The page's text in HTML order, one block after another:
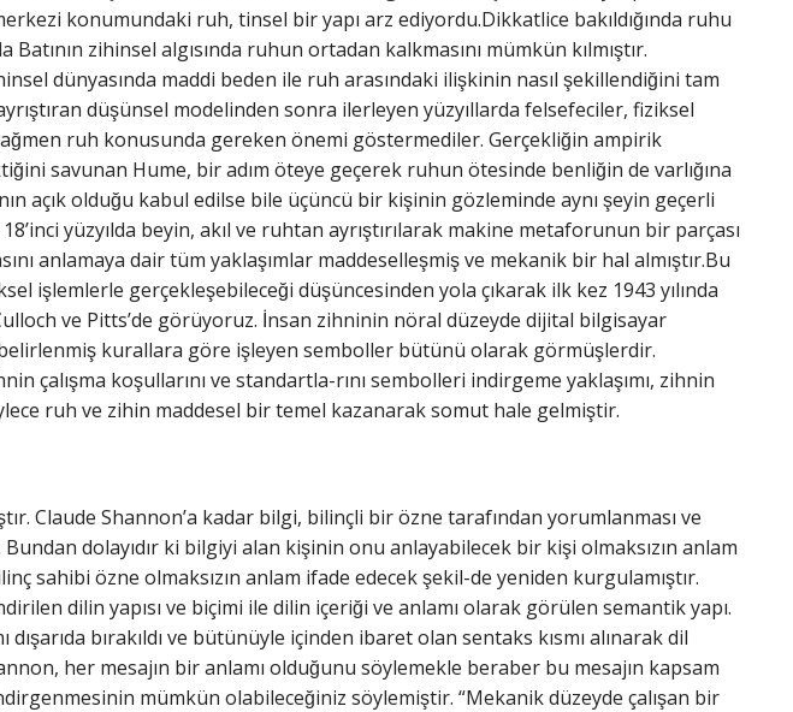
konumundaki ruh, tinsel bir yapı arz ediyordu.Dikkatlice bakıldığında ruhu
zihinsel algısında ruhun ortadan kalkmasını mümkün kılmıştır.
dünyasında maddi beden ile ruh arasındaki ilişkinin nasıl şekillendiğini tam
düşünsel modelinden sonra ilerleyen yüzyıllarda felsefeciler, fiziksel
ruh konusunda gereken önemi göstermediler. Gerçekliğin ampirik
savunan Hume, bir adım öteye geçerek ruhun ötesinde benliğin de varlığına
açık olduğu kabul edilse bile üçüncü bir kişinin gözleminde aynı şeyin geçerli
yüzyılda beyin, akıl ve ruhtan ayrıştırılarak makine metaforunun bir parçası
anlamaya dair tüm yaklaşımlar maddeselleşmiş ve mekanik bir hal almıştır.Bu
işlemlerle gerçekleşebileceği düşüncesinden yola çıkarak ilk kez 1943 yılında
ve Pitts’de görüyoruz. İnsan zihninin nöral düzeyde dijital bilgisayar
belirlenmiş kurallara göre işleyen semboller bütünü olarak görmüşlerdir.
çalışma koşullarını ve standartla-rını sembolleri indirgeme yaklaşımı, zihnin
ruh ve zihin maddesel bir temel kazanarak somut hale gelmiştir.
Claude Shannon’a kadar bilgi, bilinçli bir özne tarafından yorumlanması ve
dolayıdır ki bilgiyi alan kişinin onu anlayabilecek bir kişi olmaksızın anlam
sahibi özne olmaksızın anlam ifade edecek şekil-de yeniden kurgulamıştır.
dilin yapısı ve biçimi ile dilin içeriği ve anlamı olarak görülen semantik yapı.
bırakıldı ve bütünüyle içinden ibaret olan sentaks kısmı alınarak dil
her mesajın bir anlamı olduğunu söylemekle beraber bu mesajın kapsam
mümkün olabileceğiniz söylemiştir. “Mekanik düzeyde çalışan bir